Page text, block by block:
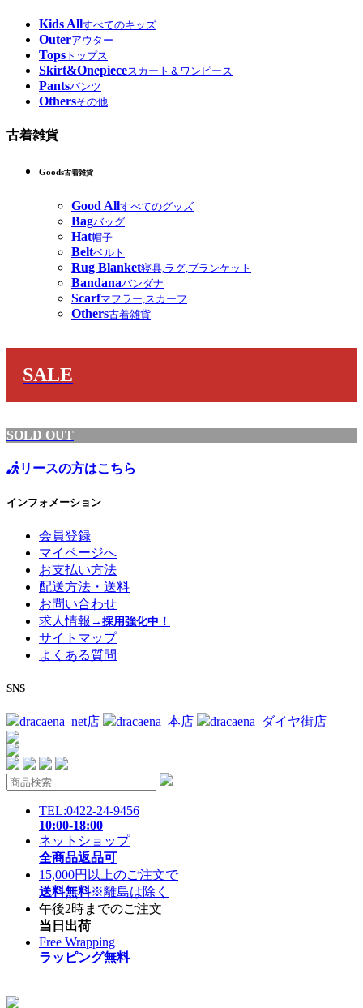
Kids Allすべてのキッズ
Outerアウター
Tops トップス
Skirt&Onepieceスカート＆ワンピース
Pantsパンツ
Othersその他
古着雑貨
Goods古着雑貨
Good Allすべてのグッズ
Bagバッグ
Hat帽子
Beltベルト
Rug Blanket寝具,ラグ,ブランケット
Bandanaバンダナ
Scarfマフラー,スカーフ
Others古着雑貨
SALE
SOLD OUT
リースの方はこちら
インフォメーション
会員登録
マイページへ
お支払い方法
配送方法・送料
お問い合わせ
求人情報 →採用強化中！
サイトマップ
よくある質問
SNS
dracaena_net店 dracaena_本店 dracaena_ダイヤ街店
TEL:0422-24-9456
10:00-18:00
ネットショップ
全商品返品可
15,000円以上のご注文で
送料無料※離島は除く
午後2時までのご注文
当日出荷
Free Wrapping
ラッピング無料